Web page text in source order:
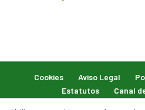
Cookies Aviso Legal
Estatutos
Canal